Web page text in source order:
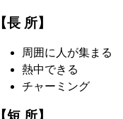
【長 所】
周囲に人が集まる
熱中できる
チャーミング